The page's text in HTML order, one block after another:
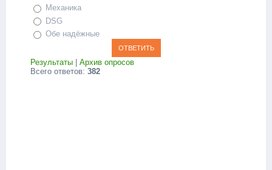
Механика
DSG
Обе надёжные
Результаты | Архив опросов
Всего ответов: 382